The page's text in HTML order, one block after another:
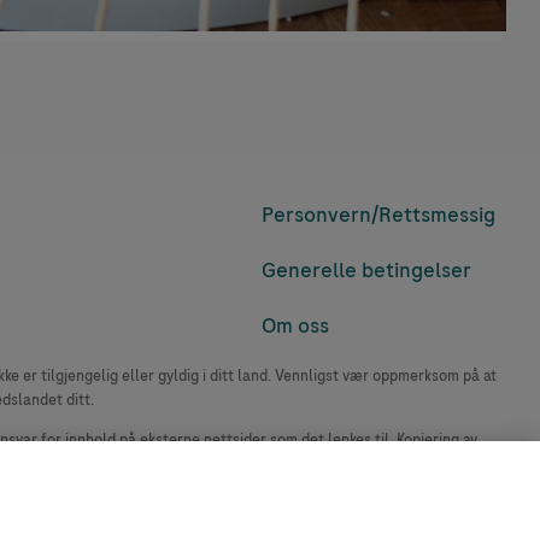
Personvern/Rettsmessig
Generelle betingelser
Om oss
er tilgjengelig eller gyldig i ditt land. Vennligst vær oppmerksom på at
ditt.
for innhold på eksterne nettsider som det lenkes til. Kopiering av